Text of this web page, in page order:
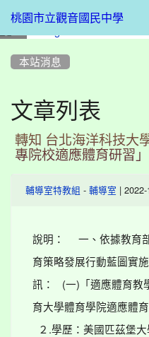
桃園市立觀音國民中學
本站消息
文章列表
轉知 台北海洋科技大
專院校適應體育研習」
輔導室特教組 - 輔導室 |
說明： 一、依據教育
育策略發展行動藍圖實
訊： (一)「適應體育
育大學體育學院適應體
２.學歷：美國匹茲堡